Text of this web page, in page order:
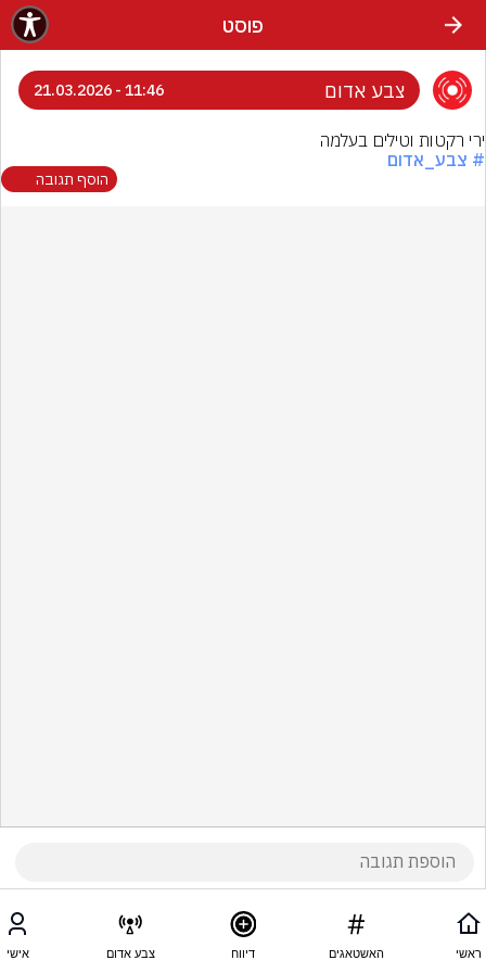
פוסט
צבע אדום 11:46 - 21.03.2026
ירי רקטות וטילים בעלמה
# צבע_אדום
הוסף תגובה
ראשי האשטאגים דיווח צבע אדום אישי